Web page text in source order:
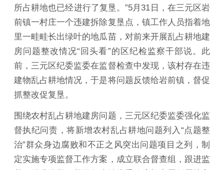
所占耕地也已经进行了复垦。”5月31日，在三元区岩
前镇一村庄一个违建拆除复垦点，镇工作人员指着地
里一畦畦长出绿叶的地瓜苗，对前来开展乱占耕地建
房问题整改情况“回头看”的区纪检监察干部说。此
前，三元区纪委监委在监督检查中发现，该村存在违
建物乱占耕地情况，于是将问题反馈给岩前镇，督促
抓整改促复垦。
围绕农村乱占耕地建房问题，三元区纪委监委强化监
督执纪问责，将新增农村乱占耕地问题列入“点题整
治”群众身边腐败和不正之风突出问题项目之列，制
定实施专项监督工作方案，成立联合督查组，跟进监